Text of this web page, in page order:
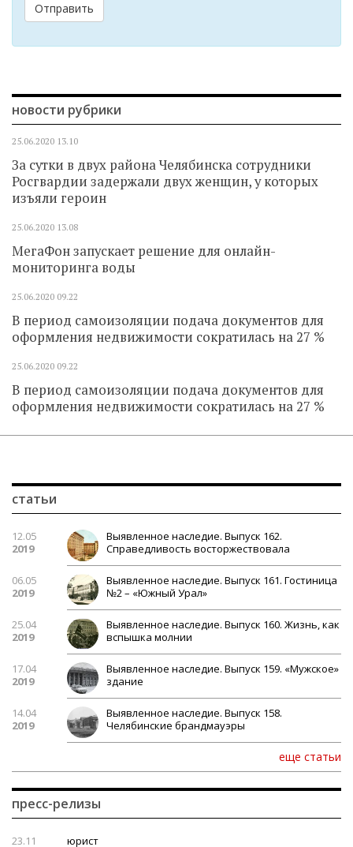
Отправить
новости рубрики
25.06.2020 13.10
За сутки в двух района Челябинска сотрудники
Росгвардии задержали двух женщин, у которых
изъяли героин
25.06.2020 13.08
МегаФон запускает решение для онлайн-
мониторинга воды
25.06.2020 09.22
В период самоизоляции подача документов для
оформления недвижимости сократилась на 27 %
25.06.2020 09.22
В период самоизоляции подача документов для
оформления недвижимости сократилась на 27 %
статьи
12.05
2019
Выявленное наследие. Выпуск 162.
Справедливость восторжествовала
06.05
2019
Выявленное наследие. Выпуск 161. Гостиница
№2 – «Южный Урал»
25.04
2019
Выявленное наследие. Выпуск 160. Жизнь, как
вспышка молнии
17.04
2019
Выявленное наследие. Выпуск 159. «Мужское»
здание
14.04
2019
Выявленное наследие. Выпуск 158.
Челябинские брандмауэры
еще статьи
пресс-релизы
23.11
юрист